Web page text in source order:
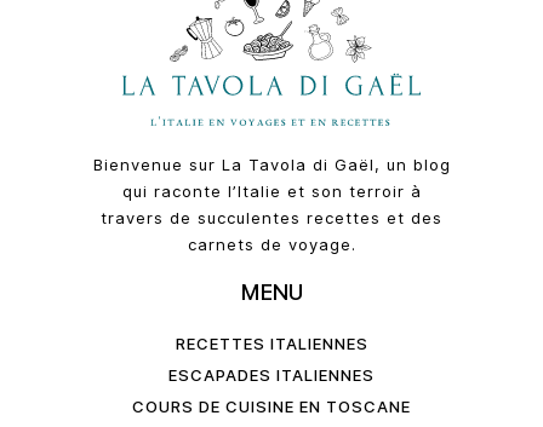
Bienvenue sur La Tavola di Gaël, un blog
qui raconte l’Italie et son terroir à
travers de succulentes recettes et des
carnets de voyage.
MENU
RECETTES ITALIENNES
ESCAPADES ITALIENNES
COURS DE CUISINE EN TOSCANE